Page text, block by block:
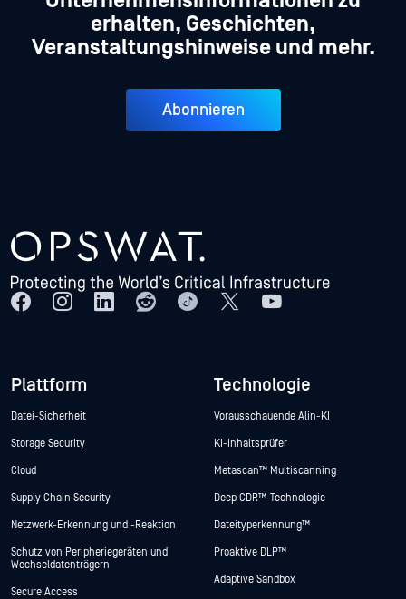
erhalten, Geschichten,
Veranstaltungshinweise und mehr.
Abonnieren
Plattform
Datei-Sicherheit
Storage Security
Cloud
Supply Chain Security
Netzwerk-Erkennung und -Reaktion
Schutz von Peripheriegeräten und
Wechseldatenträgern
Secure Access
Technologie
Vorausschauende Alin-KI
KI-Inhaltsprüfer
Metascan™ Multiscanning
Deep CDR™-Technologie
Dateityperkennung™
Proaktive DLP™
Adaptive Sandbox